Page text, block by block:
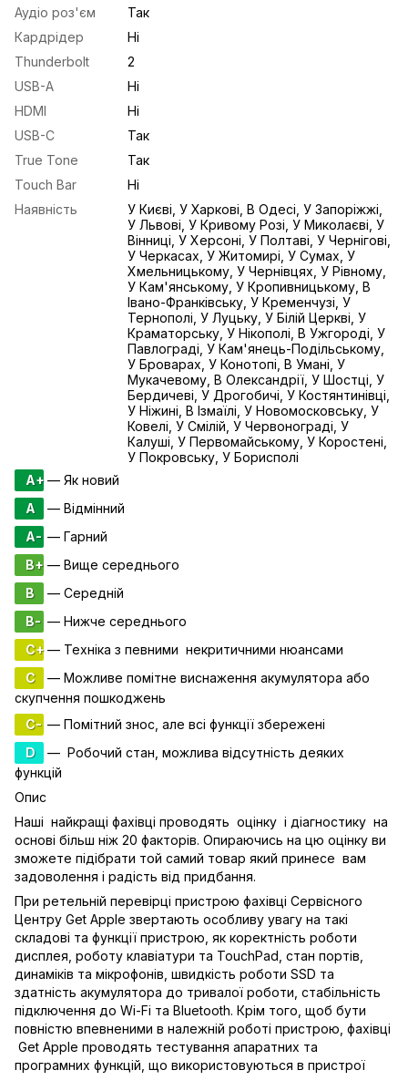
Аудіо роз'єм
Так
Кардрідер
Ні
Thunderbolt
2
USB-A
Ні
HDMI
Ні
USB-С
Так
True Tone
Так
Touch Bar
Ні
Наявність
У Києві, У Харкові, В Одесі, У Запоріжжі,
У Львові, У Кривому Розі, У Миколаєві, У
Вінниці, У Херсоні, У Полтаві, У Чернігові,
У Черкасах, У Житомирі, У Сумах, У
Хмельницькому, У Чернівцях, У Рівному,
У Кам'янському, У Кропивницькому, В
Івано-Франківську, У Кременчузі, У
Тернополі, У Луцьку, У Білій Церкві, У
Краматорську, У Нікополі, В Ужгороді, У
Павлограді, У Кам'янець-Подільському,
У Броварах, У Конотопі, В Умані, У
Мукачевому, В Олександрії, У Шостці, У
Бердичеві, У Дрогобичі, У Костянтинівці,
У Ніжині, В Ізмаїлі, У Новомосковську, У
Ковелі, У Смілій, У Червонограді, У
Калуші, У Первомайському, У Коростені,
У Покровську, У Борисполі
A+— Як новий
A
— Відмінний
A- — Гарний
B+ — Вище середнього
B
— Середній
B- — Нижче середнього
C+— Техніка з певними некритичними нюансами
C
— Можливе помітне виснаження акумулятора або
скупчення пошкоджень
C- — Помітний знос, але всі функції збережені
D
— Робочий стан, можлива відсутність деяких
функцій
Опис
Наші найкращі фахівці проводять оцінку і діагностику на
основі більш ніж 20 факторів. Опираючись на цю оцінку ви
зможете підібрати той самий товар який принесе вам
задоволення і радість від придбання.
При ретельній перевірці пристрою фахівці Сервісного
Центру Get Apple звертають особливу увагу на такі
складові та функції пристрою, як коректність роботи
дисплея, роботу клавіатури та TouchPad, стан портів,
динаміків та мікрофонів, швидкість роботи SSD та
здатність акумулятора до тривалої роботи, стабільність
підключення до Wi-Fi та Bluetooth. Крім того, щоб бути
повністю впевненими в належній роботі пристрою, фахівці
Get Apple проводять тестування апаратних та
програмних функцій, що використовуються в пристрої